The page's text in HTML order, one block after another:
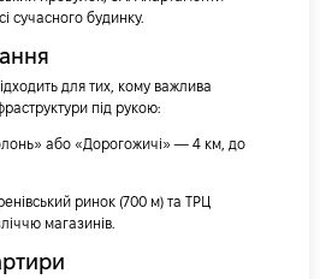
сучасного будинку.
для тих, кому важлива
під рукою:
або «Дорогожичі» — 4 км, до
ринок (700 м) та ТРЦ
магазинів.